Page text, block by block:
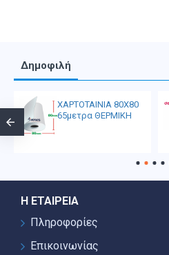
Δημοφιλή
ΧΑΡΤΟΤΑΙΝΙΑ 80Χ80
65μετρα ΘΕΡΜΙΚΗ
Η ΕΤΑΙΡΕΊΑ
Πληροφορίες
Επικοινωνίας